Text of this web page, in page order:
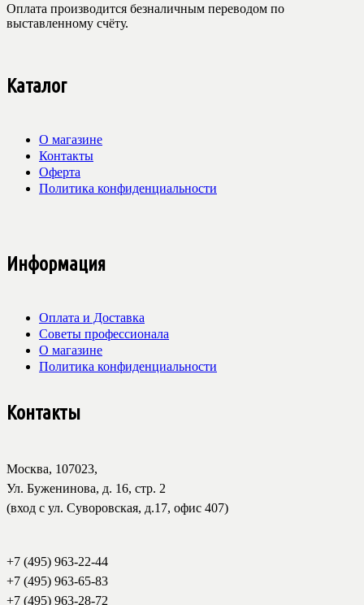
Оплата производится безналичным переводом по
выставленному счёту.
Каталог
О магазине
Контакты
Оферта
Политика конфиденциальности
Информация
Оплата и Доставка
Советы профессионала
О магазине
Политика конфиденциальности
Контакты
Москва, 107023,
Ул. Буженинова, д. 16, стр. 2
(вход с ул. Суворовская, д.17, офис 407)
+7 (495) 963-22-44
+7 (495) 963-65-83
+7 (495) 963-28-72